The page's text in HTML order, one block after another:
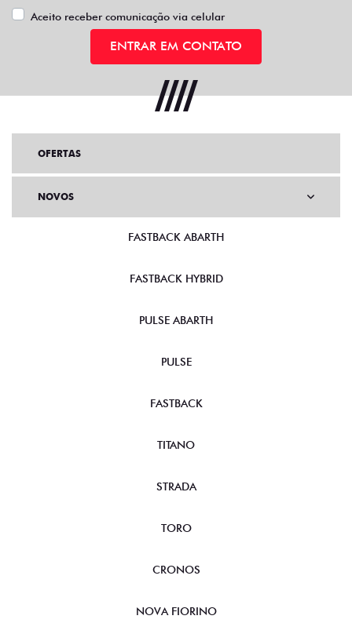
Aceito receber comunicação via celular
ENTRAR EM CONTATO
OFERTAS
NOVOS
FASTBACK ABARTH
FASTBACK HYBRID
PULSE ABARTH
PULSE
FASTBACK
TITANO
STRADA
TORO
CRONOS
NOVA FIORINO